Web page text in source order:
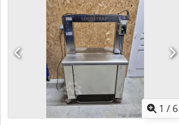
1 / 6